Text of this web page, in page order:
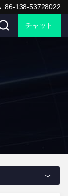
86-138-53728022
チャット